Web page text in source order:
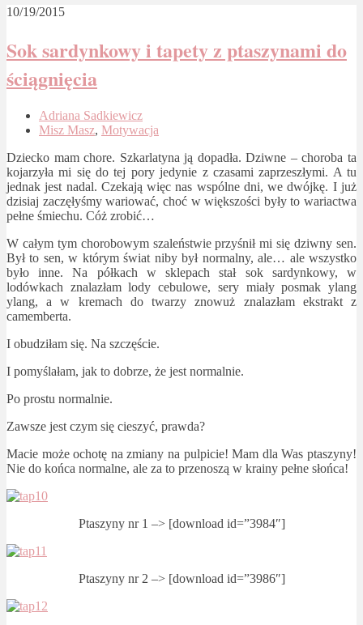
10/19/2015
Sok sardynkowy i tapety z ptaszynami do
ściągnięcia
Adriana Sadkiewicz
Misz Masz, Motywacja
Dziecko mam chore. Szkarlatyna ją dopadła. Dziwne – choroba ta
kojarzyła mi się do tej pory jedynie z czasami zaprzeszłymi. A tu
jednak jest nadal. Czekają więc nas wspólne dni, we dwójkę. I już
dzisiaj zaczęłyśmy wariować, choć w większości były to wariactwa
pełne śmiechu. Cóż zrobić…
W całym tym chorobowym szaleństwie przyśnił mi się dziwny sen.
Był to sen, w którym świat niby był normalny, ale… ale wszystko
było inne. Na półkach w sklepach stał sok sardynkowy, w
lodówkach znalazłam lody cebulowe, sery miały posmak ylang
ylang, a w kremach do twarzy znowuż znalazłam ekstrakt z
camemberta.
I obudziłam się. Na szczęście.
I pomyślałam, jak to dobrze, że jest normalnie.
Po prostu normalnie.
Zawsze jest czym się cieszyć, prawda?
Macie może ochotę na zmiany na pulpicie! Mam dla Was ptaszyny!
Nie do końca normalne, ale za to przenoszą w krainy pełne słońca!
Ptaszyny nr 1 –> [download id=”3984″]
Ptaszyny nr 2 –> [download id=”3986″]